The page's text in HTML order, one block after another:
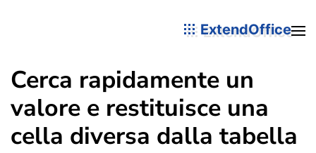
ExtendOffice
Cerca rapidamente un
valore e restituisce una
cella diversa dalla tabella